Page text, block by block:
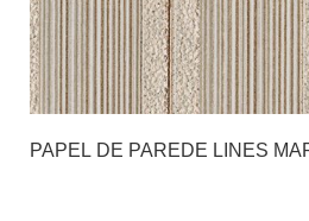
PAPEL DE PAREDE LINES